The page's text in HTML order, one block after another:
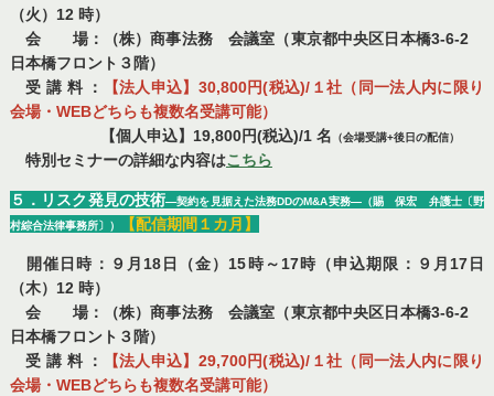
（火）12 時）
会 場：（株）商事法務 会議室（東京都中央区日本橋3-6-2
日本橋フロント３階）
受 講 料 ：
【法人申込】30,800円(税込)/１社（同一法人内に限り
会場・WEBどちらも複数名受講可能）
【個人申込】19,800円(税込)/1 名 （会場受講+後日の配信）
特別セミナーの詳細な内容はこちら
５．リスク発見の技術―契約を見据えた法務DDのM&A実務―（賜 保宏 弁護士〔野
村綜合法律事務所〕）
【配信期間１カ月】
開催日時：９月18日（金）15時～17時（申込期限：９月17日
（木）12 時）
会 場：（株）商事法務 会議室（東京都中央区日本橋3-6-2
日本橋フロント３階）
受 講 料 ：
【法人申込】29,700円(税込)/１社（同一法人内に限り
会場・WEBどちらも複数名受講可能）